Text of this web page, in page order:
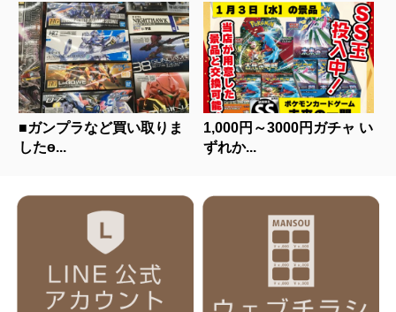
■ガンプラなど買い取りま
したɵ...
1,000円～3000円ガチャ い
ずれか...